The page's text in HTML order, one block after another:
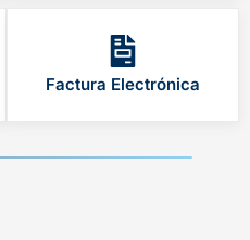
Factura Electrónica